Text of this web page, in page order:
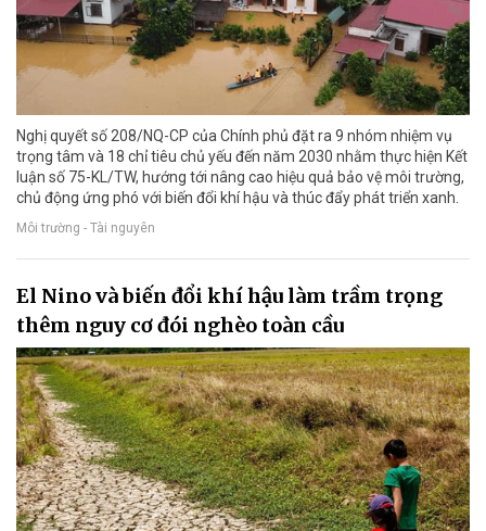
Nghị quyết số 208/NQ-CP của Chính phủ đặt ra 9 nhóm nhiệm vụ
trọng tâm và 18 chỉ tiêu chủ yếu đến năm 2030 nhằm thực hiện Kết
luận số 75-KL/TW, hướng tới nâng cao hiệu quả bảo vệ môi trường,
chủ động ứng phó với biến đổi khí hậu và thúc đẩy phát triển xanh.
Môi trường - Tài nguyên
El Nino và biến đổi khí hậu làm trầm trọng
thêm nguy cơ đói nghèo toàn cầu